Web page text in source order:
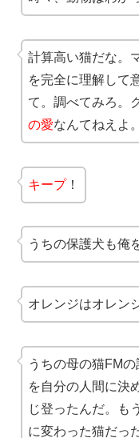
計算高い猫だな。
を完全に理解して
て。調べてみろ。
の愛なんてねえよ。
キープ！
うちの保護犬も俺
オレンジはオレン
うちの母の猫FM
を自分の人間に決
じ登ったんだ。も
に変わった猫だっ